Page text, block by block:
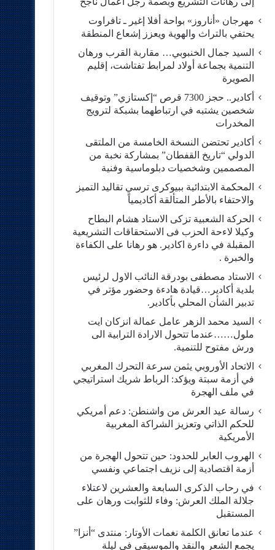
مهرجان «أناروز» بواحة أفلا إغير ـ تافراوت
يحتفي بالتراث والهوية ويعزز إشعاع المنطقة
السيد جمال الخنبوبي… مقاربة القرب ورهان
التنمية بجماعة أولاد لمرابط تفتاشت، إقليم
الصويرة
أكادير.. حجز 7300 قرص “إكستازي” وتوقيف
شخصين يشتبه في ارتباطهما بشبكة لترويج
المخدرات
أكادير تحتضن النسخة الخامسة من الملتقى
الدولي “تاريخ القفطان” بمشاركة نخبة من
المصممين وشخصيات دبلوماسية وفنية
المحكمة الابتدائية ببيوكرى ترسي تقاليد التميز
والاحتفاء بالأطر المتألقة أكاديمياً
الحركة الشعبية تزكى الاستاد هشام البطاح
وكيلا لاءحة الحزب فى الاستحقاقات التشريعية
المقبلة في داءرة اكادير. هو رهانا على الكفاءة
والخبرة .
الاستاد مصطفى بودرقة النائب الاول لرئيس
بلدية أكادير…قيادة هادءة وحضور مؤتر في
تدبير الشأن المحلي بأكادير.
السيد محمد الزهر عامل عمالة انزكان ايت
ملول……عندما تتحول الارادة الترابية الى
ورش مفتوح للتنمية.
الاتحاد الأوروبي يثمن سرعة التحرك المغربي
في أزمة سبتة ويؤكد: الرباط شريك استراتيجي
في ملف الهجرة
رسالة عيد العرش من واشنطن: دعم أمريكي
للحكم الذاتي وتعزيز الشراكة المغربية
الأمريكية
​الهروب العابر للحدود: حين تتحول الهجرة من
أزمة اقتصادية إلى نزيف اجتماعي ونفسي
في رحاب الذكرى السابعة والعشرين لاعتلاء
جلالة الملك العرش: وفاء للثوابت ورهان على
المستقبل
​عندما تعانق الكلمة نغمات الأوتار: منتدى “أنزا”
يجمع الشعر والنقد والموسيقى في ليلة